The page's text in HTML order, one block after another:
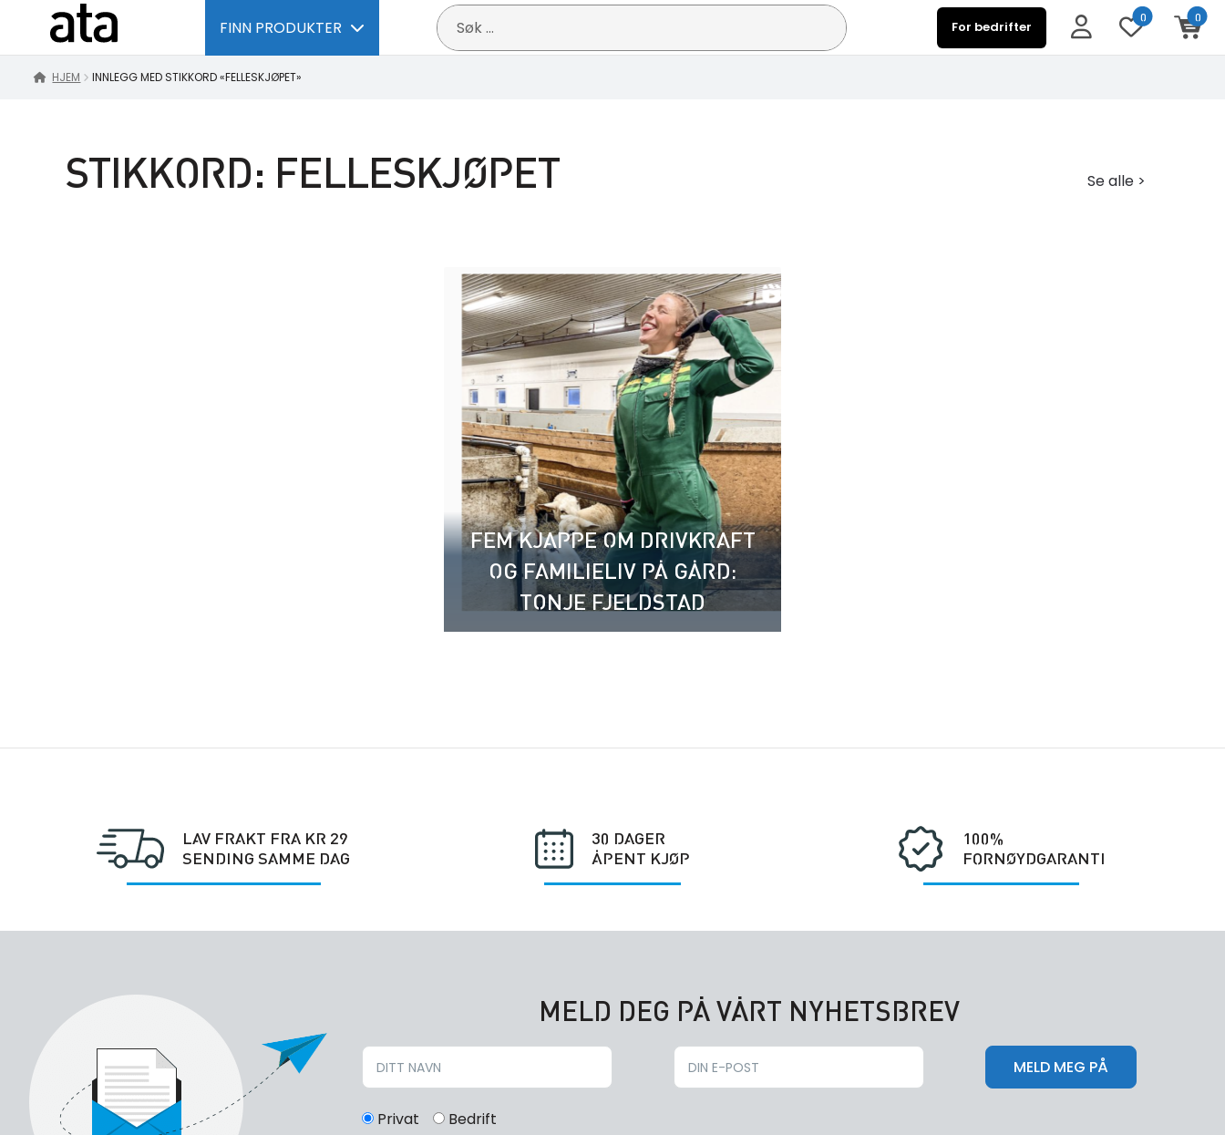
FINN PRODUKTER
Søk
etter:
For bedrifter
0 0
HJEM INNLEGG MED STIKKORD «FELLESKJØPET»
STIKKORD: FELLESKJØPET Se alle >
FEM KJAPPE OM DRIVKRAFT
OG FAMILIELIV PÅ GÅRD:
TONJE FJELDSTAD
LAV FRAKT FRA KR 29
SENDING SAMME DAG
30 DAGER
ÅPENT KJØP
100%
FORNØYDGARANTI
MELD DEG PÅ VÅRT NYHETSBREV
Privat Bedrift